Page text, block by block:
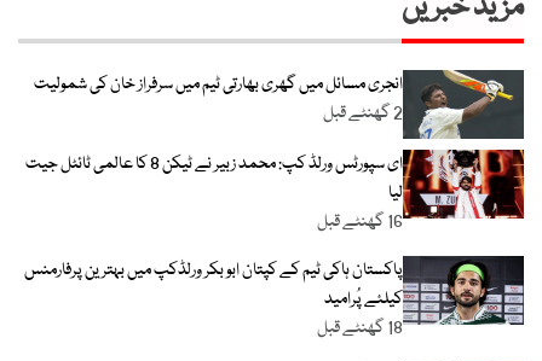
انجری مسائل میں گھری بھارتی ٹیم میں سرفراز خان کی شمولیت
2 گھنٹے قبل
ای سپورٹس ورلڈ کپ: محمد زبیر نے ٹیکن 8 کا عالمی ٹائٹل جیت
لیا
16 گھنٹے قبل
پاکستان ہاکی ٹیم کے کپتان ابو بکر ورلڈکپ میں بہترین پرفارمنس
کیلئے پُرامید
18 گھنٹے قبل